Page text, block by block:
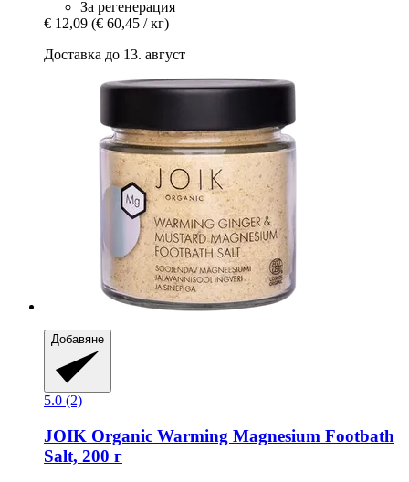
За регенерация
€ 12,09 (€ 60,45 / кг)
Доставка до 13. август
Добавяне
5.0 (2)
JOIK Organic Warming Magnesium Footbath
Salt, 200 г